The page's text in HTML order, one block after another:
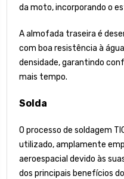
da moto, incorporando o
A almofada traseira é
com boa resistência à
densidade, garantindo
mais tempo.
Solda
O processo de soldagem
utilizado, amplamente
aeroespacial devido às
dos principais benefícios